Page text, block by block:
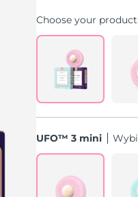
Choose your
UFO™ 3 mini